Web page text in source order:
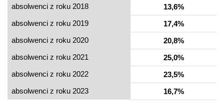
absolwenci z roku 2018
13,6%
absolwenci z roku 2019
17,4%
absolwenci z roku 2020
20,8%
absolwenci z roku 2021
25,0%
absolwenci z roku 2022
23,5%
absolwenci z roku 2023
16,7%